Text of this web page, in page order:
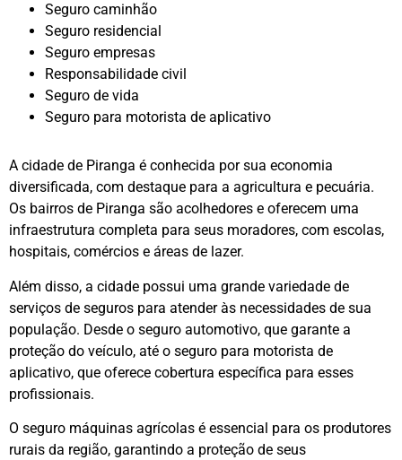
Seguro caminhão
Seguro residencial
Seguro empresas
Responsabilidade civil
Seguro de vida
Seguro para motorista de aplicativo
A cidade de Piranga é conhecida por sua economia
diversificada, com destaque para a agricultura e pecuária.
Os bairros de Piranga são acolhedores e oferecem uma
infraestrutura completa para seus moradores, com escolas,
hospitais, comércios e áreas de lazer.
Além disso, a cidade possui uma grande variedade de
serviços de seguros para atender às necessidades de sua
população. Desde o seguro automotivo, que garante a
proteção do veículo, até o seguro para motorista de
aplicativo, que oferece cobertura específica para esses
profissionais.
O seguro máquinas agrícolas é essencial para os produtores
rurais da região, garantindo a proteção de seus